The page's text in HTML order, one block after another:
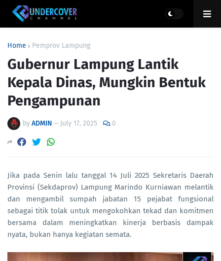
Home Pemprov Lampung
Gubernur Lampung Lantik
Kepala Dinas, Mungkin Bentuk
Pengampunan
byADMIN— July 17, 2025 0
Jika pada Senin lalu tanggal 14 Juli 2025 Sekretaris Daerah
Provinsi (Sekdaprov) Lampung Marindo Kurniawan melantik
dan mengambil sumpah jabatan 15 pejabat fungsional
sebagai titik tolak untuk mengokohkan tekad dan komitmen
bersama dalam meningkatkan kinerja berbasis dampak
nyata, bukan hanya kegiatan semata.